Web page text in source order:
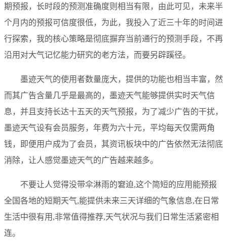
期预报，长时段的预测准确度则相当有限，由此可见，未来半
个月内的预报可信度很低，为此，我投入了近三十年的时间进
行探索，我的核心策略是彻底摒弃当前通行的预测手段，不再
沿用对大气记忆能力研究的老方法，而要另辟蹊径。
墨迹天气的使用者数量庞大，提供的功能也相当丰富，然
而其广告含量几乎是最高的，墨迹天气能够提供实时天气信
息，并且支持长达十五天的天气预报，为了减少广告的干扰，
墨迹天气设有会员服务，年费为六十元，平均每天仅需两角
钱，即便用户成为了会员，其资讯板块中的广告依然无法彻底
消除，让人感觉墨迹天气的广告越来越多。
不要让人觉得没带伞淋雨的窘迫,这个简短的应用能预报
全国各地的短期天气,能提供未来三天详细的气象信息,在日常
生活中很有用,非常值得推荐,天气状况与我们日常生活紧密相
连。